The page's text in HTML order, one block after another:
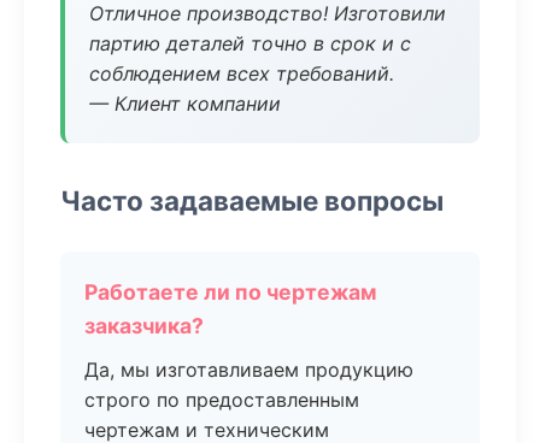
Отличное производство! Изготовили
партию деталей точно в срок и с
соблюдением всех требований.
— Клиент компании
Часто задаваемые вопросы
Работаете ли по чертежам
заказчика?
Да, мы изготавливаем продукцию
строго по предоставленным
чертежам и техническим